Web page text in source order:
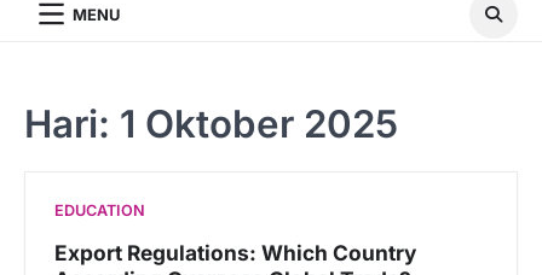
MENU
Hari: 1 Oktober 2025
EDUCATION
Export Regulations: Which Country